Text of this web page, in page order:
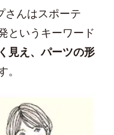
さんはスポーテ
というキーワード
見え、パーツの形